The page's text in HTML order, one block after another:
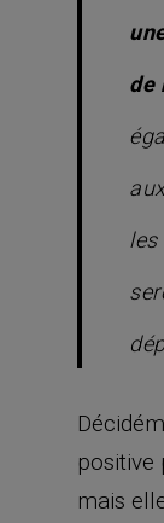
de
positive
mais